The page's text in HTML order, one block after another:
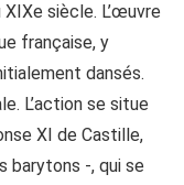
siècle. L’œuvre
française, y
dansés.
L’action se situe
XI de Castille,
barytons -, qui se